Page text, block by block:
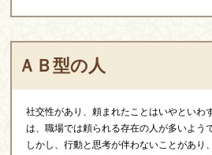
ＡＢ型の人
社交性があり、頼まれたことはいやといわ
は、職場では頼られる存在の人が多いよう
しかし、行動と思考が伴わないことがあり